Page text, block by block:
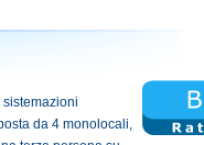
da 4 monolocali,